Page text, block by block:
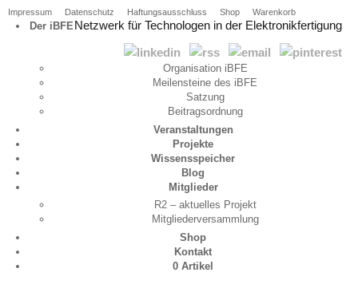
Impressum Datenschutz Haftungsausschluss Shop Warenkorb
Netzwerk für Technologen in der Elektronikfertigung
Der iBFE
Organisation iBFE
Meilensteine des iBFE
Satzung
Beitragsordnung
Veranstaltungen
Projekte
Wissensspeicher
Blog
Mitglieder
R2 – aktuelles Projekt
Mitgliederversammlung
Shop
Kontakt
0 Artikel